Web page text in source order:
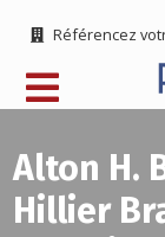
Référencez
Alton H.
Hillier